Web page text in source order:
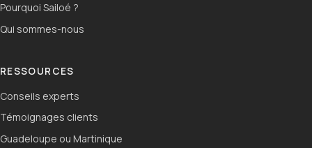
Pourquoi Sailoé ?
Qui sommes-nous
RESSOURCES
Conseils experts
Témoignages clients
Guadeloupe ou Martinique